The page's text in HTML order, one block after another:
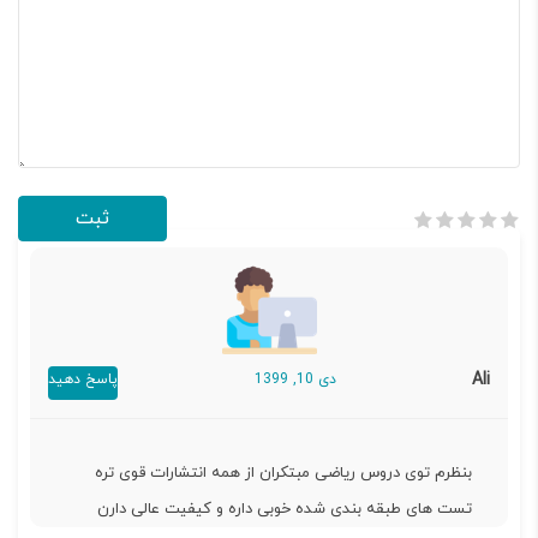
Ali دی 10, 1399 پاسخ دهید
بنظرم توی دروس ریاضی مبتکران از همه انتشارات قوی تره
تست های طبقه بندی شده خوبی داره و کیفیت عالی دارن